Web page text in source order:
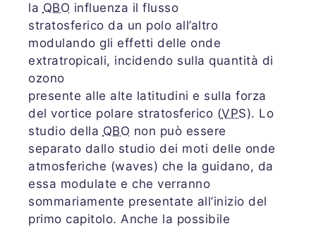
la QBO influenza il flusso
stratosferico da un polo all’altro
modulando gli effetti delle onde
extratropicali, incidendo sulla quantità di
ozono
presente alle alte latitudini e sulla forza
del vortice polare stratosferico (VPS). Lo
studio della QBO non può essere
separato dallo studio dei moti delle onde
atmosferiche (waves) che la guidano, da
essa modulate e che verranno
sommariamente presentate all’inizio del
primo capitolo. Anche la possibile